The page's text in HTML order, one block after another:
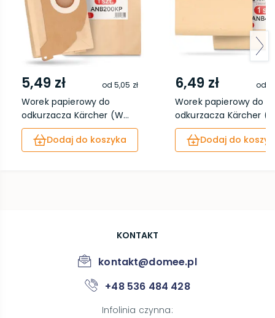
5,49 zł od5,05 zł
Worek papierowy do
odkurzacza Kärcher (W...
Dodaj do koszyka
6,49 zł od
Worek papierowy do
odkurzacza Kärcher
Dodaj do
KONTAKT
kontakt@domee.pl
+48 536 484 428
Infolinia czynna: